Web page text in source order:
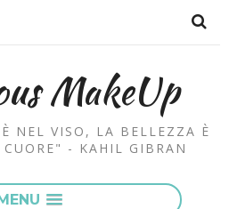
MakeUp
NEL VISO, LA BELLEZZA È
- KAHIL GIBRAN